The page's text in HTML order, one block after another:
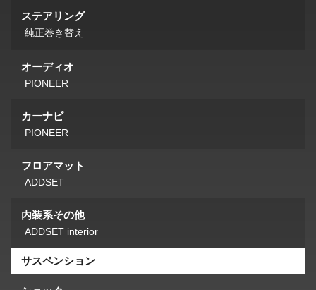
ステアリング
純正巻き替え
オーディオ
PIONEER
カーナビ
PIONEER
フロアマット
ADDSET
内装系その他
ADDSET interior
サスペンション